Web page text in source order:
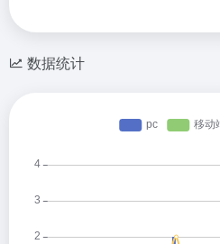
数据统计